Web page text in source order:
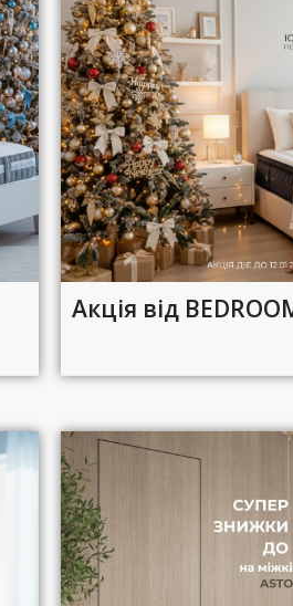
Акція від